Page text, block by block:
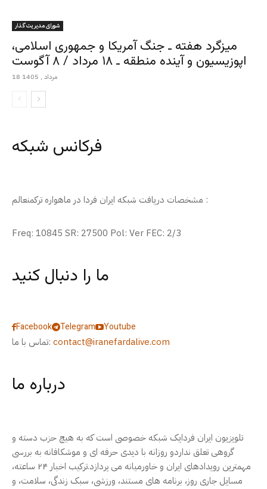
شورای مدیریت گذار
میزگرد هفته ـ جنگ آمریکا و جمهوری اسلامی،
اپوزیسیون و آینده منطقه ـ ۱۸ مرداد / ۸ آگوست
18 مرداد , 1405
فرکانس شبکه
مشخصات دریافت شبکه ایران فردا در ماهواره ترکمنعالم :
Freq: 10845 SR: 27500 Pol: Ver FEC: 2/3
ما را دنبال کنید
Facebook Telegram
Youtube
تماس با ما: contact@iranefardalive.com
درباره ما
تلویزیون ایران فردایک شبکه خصوصی است که به هیچ حزب دسته و
گروهی تعلق نداردو روزانه با دیدی حرفه ای و موشکافانه به بررسی
مهمترین رویدادهای ایران و خاورمیانه می پردازد.ترکیب اخبار ۲۴ ساعته،
مسایل جاری روز، برنامه های مستند، ورزشی، سبک زندگی، سلامت، و